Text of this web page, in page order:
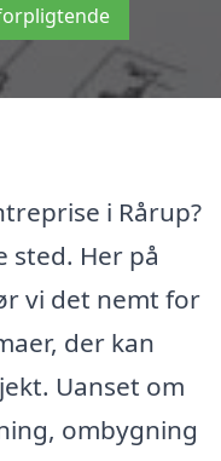
i Rårup?
sted. Her på
vi det nemt for
der kan
Uanset om
ombygning